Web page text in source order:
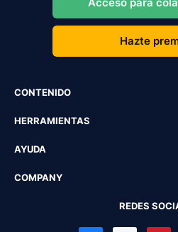
Hazte
CONTENIDO
HERRAMIENTAS
AYUDA
COMPANY
REDES